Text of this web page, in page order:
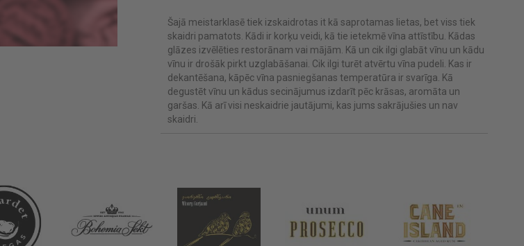
Šajā meistarklasē tiek izskaidrotas it kā saprotamas lietas, bet viss tiek
skaidri pamatots. Kādi ir korķu veidi, kā tie ietekmē vīna attīstību. Kādas
glāzes izvēlēties restorānam vai mājām. Kā un cik ilgi glabāt vīnu un kādu
vīnu ir drošāk pirkt uzglabāšanai. Cik ilgi turēt atvērtu vīna pudeli. Kas ir
dekantēšana, kāpēc vīna pasniegšanas temperatūra ir svarīga. Kā
degustēt vīnu un kādus secinājumus izdarīt pēc krāsas, aromāta un
garšas. Kā arī visi neskaidrie jautājumi, kas jums sakrājušies un nav
skaidri.